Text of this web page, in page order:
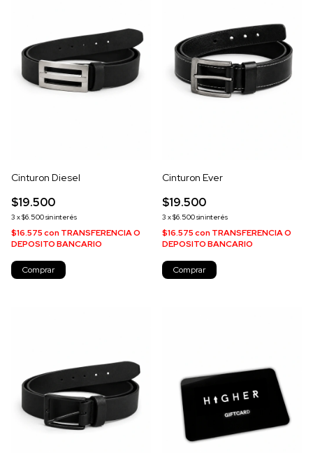
Cinturon Diesel
$19.500
3 x$6.500sin interés
$16.575conTRANSFERENCIA O
DEPOSITO BANCARIO
Comprar
Cinturon Ever
$19.500
3 x$6.500sin interés
$16.575conTRANSFERENCIA O
DEPOSITO BANCARIO
Comprar